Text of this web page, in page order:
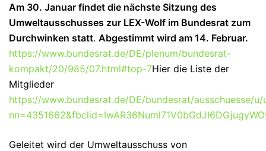
Am 30. Januar findet die nächste Sitzung des
Umweltausschusses zur LEX-Wolf im Bundesrat zum
Durchwinken statt. Abgestimmt wird am 14. Februar.
https://www.bundesrat.de/DE/plenum/bundesrat-
kompakt/20/985/07.html#top-7Hier die Liste der
Mitglieder
https://www.bundesrat.de/DE/bundesrat/ausschuesse/u/
Geleitet wird der Umweltausschuss von